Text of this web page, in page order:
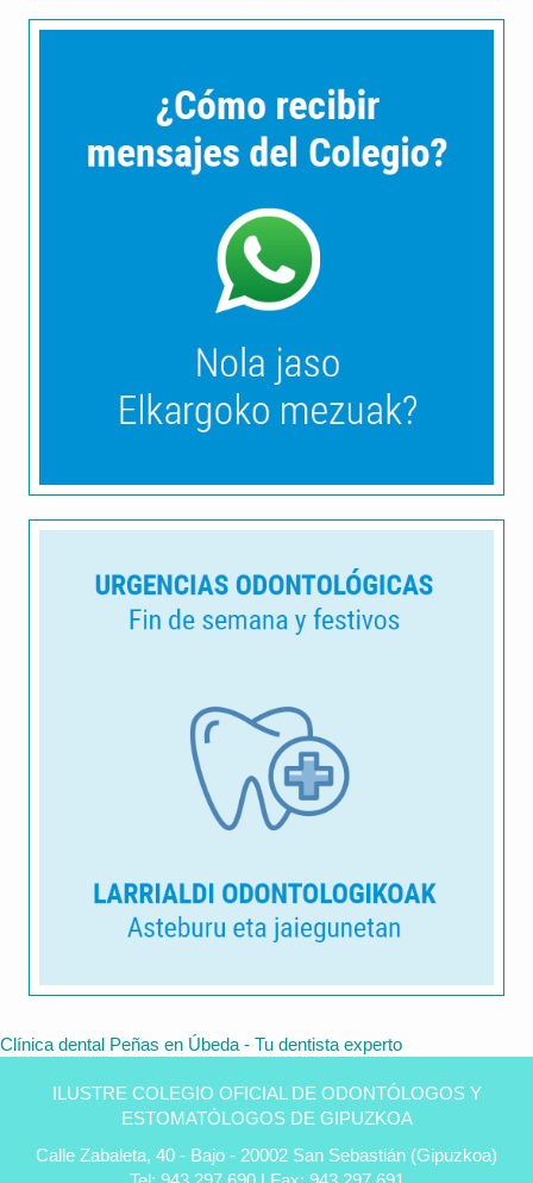
Clínica dental Peñas en Úbeda - Tu dentista experto
ILUSTRE COLEGIO OFICIAL DE ODONTÓLOGOS Y
ESTOMATÓLOGOS DE GIPUZKOA
Calle Zabaleta, 40 - Bajo - 20002 San Sebastián (Gipuzkoa)